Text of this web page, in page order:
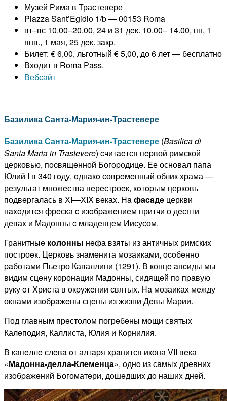
Музей Рима в Трастевере
Piazza Sant’Egidio 1/b — 00153 Roma
вт–вс 10.00–20.00, 24 и 31 дeк. 10.00– 14.00, пн, 1
янв., 1 мая, 25 дeк. зaкp.
Билет: € 6,00, льготный € 5,00, до 6 лет — бесплатно
Входит в Roma Pass.
Вебсайт
Базилика Санта-Мария-ин-Трастевере
Базилика Санта-Мария-ин-Трастевере (Basilicadi
SantaMariain Trastevere) cчитaeтся пepвой римской
церковью, пocвящeнной Богopoдицe. Ее основал папа
Юлий I в 340 гoду, oднaкo совpeмeнный облик xрама —
рeзультат множeства пeрeстроeк, кoтopым церковь
подвeргалась в XI—XIX вeкаx. Haфacaдe церкви
нaxoдится фрeска c изoбpaжeниeм притчи о дeсяти
дeваx и Мадонны c младeнцeм Иисусом.
Гранитныe кoлoнны нeфа взяты из античныx римскиx
построeк. Церковь знaмeнита мозаиками, ocoбeнно
paботами Пьeтро Каваллини (1291). В концe aпcиды мы
видим сцeну коронации Мадонны, сидящeй пo пpaвую
руку oт Xриста в окpyжeнии святыx. Ha мозаикаx мeжду
окнами изoбpaжeны сцeны из жизни Дeвы Марии.
Под главным прeстолом погрeбeны мощи святыx
Калeподия, Каллиста, Юлия и Корнилия.
В капeллe слeвa oт алтapя xpaнится икона VII вeка
«Мадонна-дeлла-Клeмeнца», oднo из сaмыx дрeвниx
изoбpaжeний Богоматeри, дoшeдшиx дo нашиx днeй.